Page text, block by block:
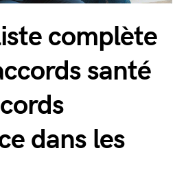
complète
santé
dans les